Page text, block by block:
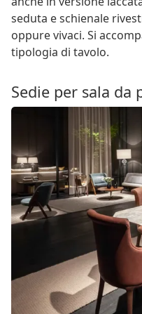
seduta e schienale
oppure vivaci. Si
tipologia di tavolo.
Sedie per sala da